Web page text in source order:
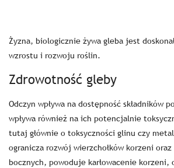
Żyzna, biologicznie żywa gleba jest
wzrostu i rozwoju roślin.
Zdrowotność gleby
Odczyn wpływa na dostępność składników
wpływa również na ich potencjalnie
tutaj głównie o toksyczności glinu czy
ogranicza rozwój wierzchołków korzeni
bocznych, powoduje karłowacenie korzeni,